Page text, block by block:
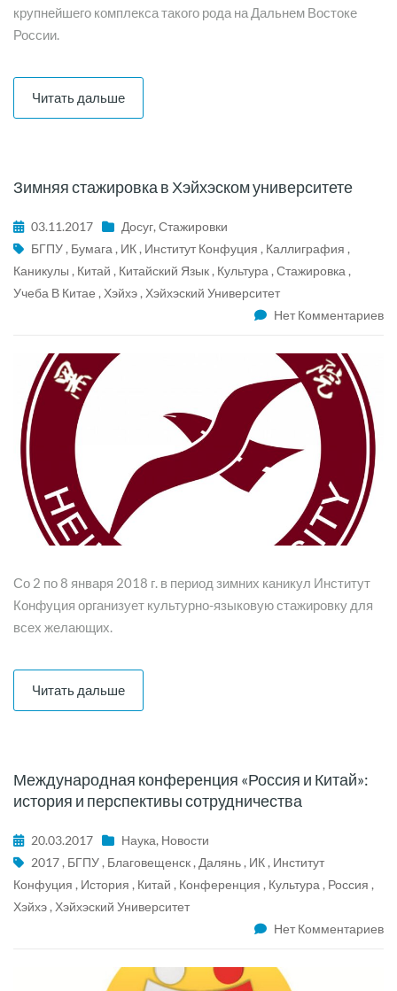
крупнейшего комплекса такого рода на Дальнем Востоке
России.
Читать дальше
Зимняя стажировка в Хэйхэском университете
03.11.2017 Досуг, Стажировки
БГПУ , Бумага , ИК , Институт Конфуция , Каллиграфия ,
Каникулы , Китай , Китайский Язык , Культура , Стажировка ,
Учеба В Китае , Хэйхэ , Хэйхэский Университет
Нет Комментариев
Со 2 по 8 января 2018 г. в период зимних каникул Институт
Конфуция организует культурно-языковую стажировку для
всех желающих.
Читать дальше
Международная конференция «Россия и Китай»:
история и перспективы сотрудничества
20.03.2017 Наука, Новости
2017, БГПУ, Благовещенск,Далянь, ИК, Институт
Конфуция , История , Китай , Конференция , Культура, Россия ,
Хэйхэ,Хэйхэский Университет
Нет Комментариев